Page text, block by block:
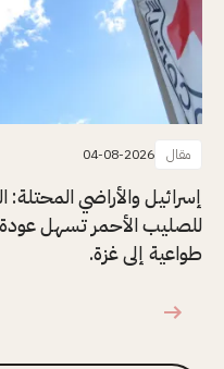
مقال 04-08-2026
إسرائيل والأراضي المحتلة:
طواعية إلى غزة.